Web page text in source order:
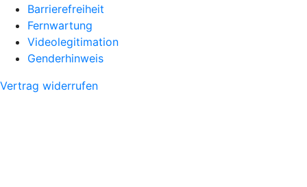
Barrierefreiheit
Fernwartung
Videolegitimation
Genderhinweis
Vertrag widerrufen